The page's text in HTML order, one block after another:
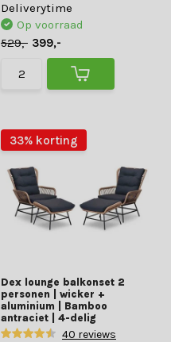
Deliverytime
Op voorraad
529,- 399,-
33% korting
Dex lounge balkonset 2
personen | wicker +
aluminium | Bamboo
antraciet | 4-delig
40 reviews